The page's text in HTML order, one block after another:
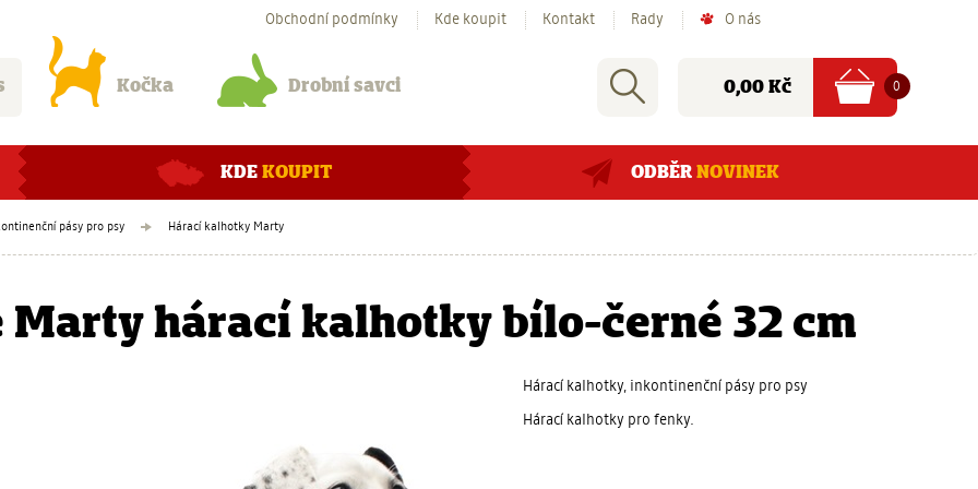
Obchodní podmínky Kde koupit Kontakt Rady O nás
Kočka Drobní savci
hledání:
Cena:
0,00 Kč 0 položek
KDE KOUPIT ODBĚRNOVINEK
pásy pro psy Hárací kalhotky Marty
Marty hárací kalhotky bílo-černé 32 cm
Hárací kalhotky, inkontinenční pásy pro psy
Hárací kalhotky pro fenky.